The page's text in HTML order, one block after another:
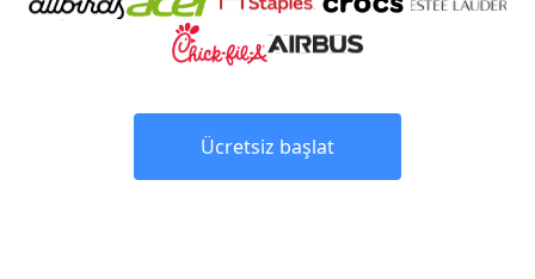
Ücretsiz başlat